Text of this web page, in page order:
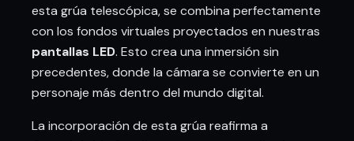
esta grúa telescópica, se combina perfectamente
con los fondos virtuales proyectados en nuestras
pantallas LED. Esto crea una inmersión sin
precedentes, donde la cámara se convierte en un
personaje más dentro del mundo digital.
La incorporación de esta grúa reafirma a